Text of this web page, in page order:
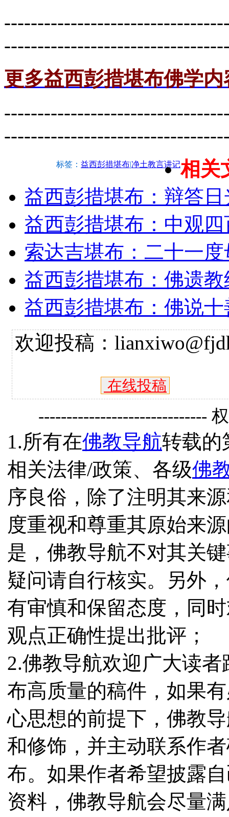
更多益西彭措堪布佛学内
标签： 益西彭措堪布|净土教言讲记相关
益西彭措堪布：辩答
益西彭措堪布：中观
索达吉堪布：二十一
益西彭措堪布：佛遗
益西彭措堪布：佛说
欢迎投稿：
在线投稿
------------------------------
1.所有在佛教导航转载的
相关法律/政策、各级佛
序良俗，除了注明其来
度重视和尊重其原始来
是，佛教导航不对其关
疑问请自行核实。另外
有审慎和保留态度，同
观点正确性提出批评；
2.佛教导航欢迎广大读
布高质量的稿件，如果
心思想的前提下，佛教
和修饰，并主动联系作
布。如果作者希望披露
资料，佛教导航会尽量